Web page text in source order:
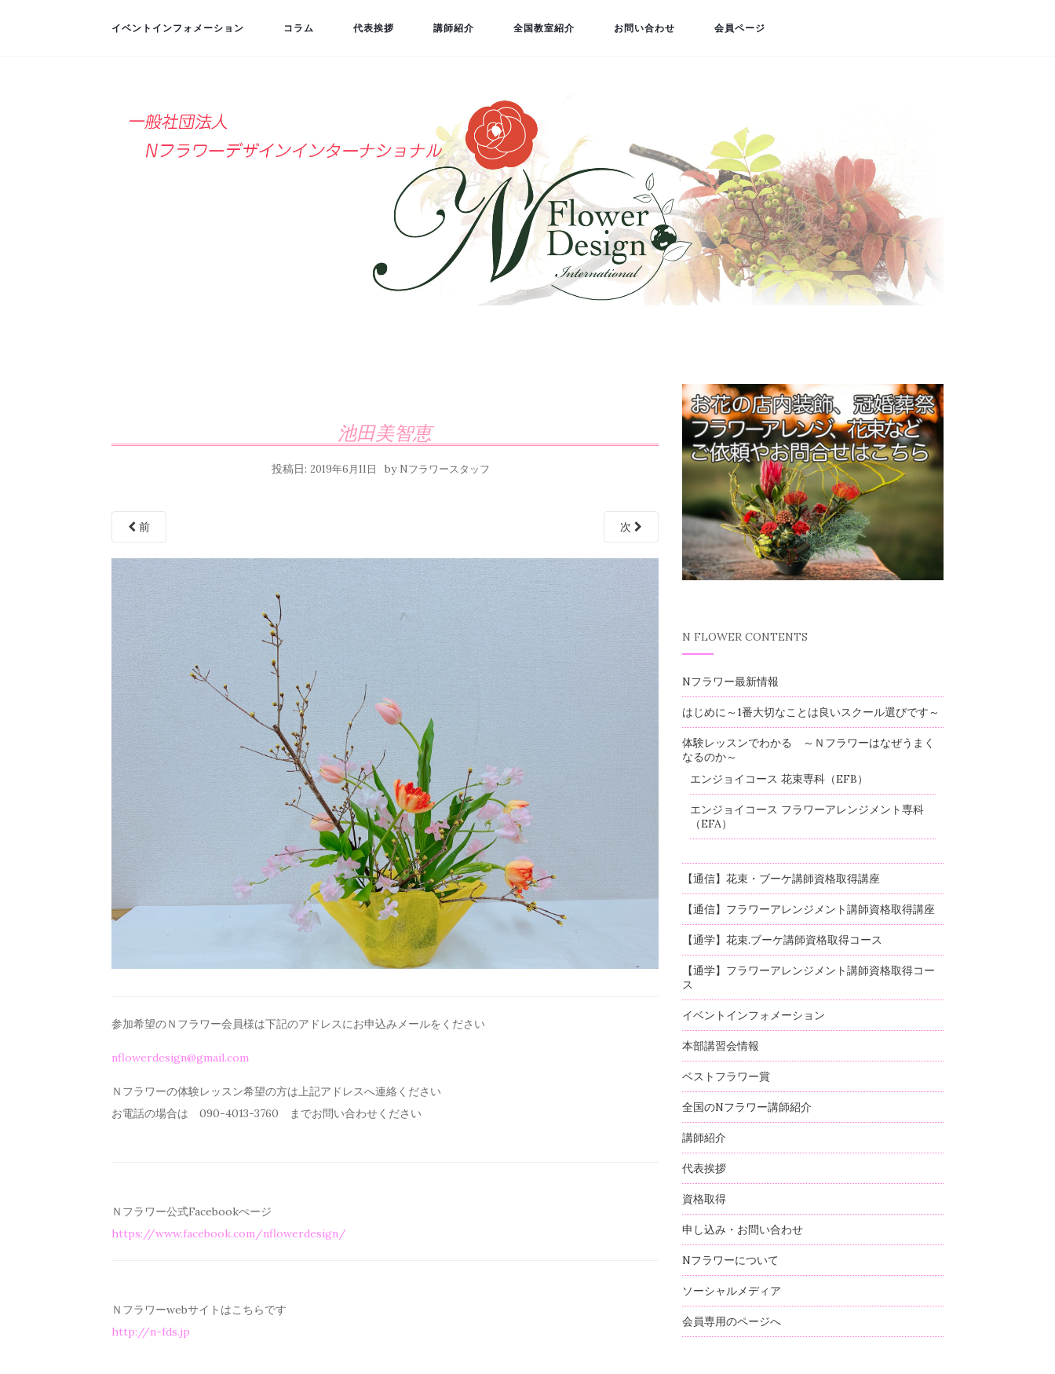
イベントインフォメーション コラム 代表挨拶 講師紹介 全国教室紹介 お問い合わせ 会員ページ
池田美智恵
投稿日:2019年6月11日 by Nフラワースタッフ
前 次
参加希望のＮフラワー会員様は下記のアドレスにお申込みメールを ください
nflowerdesign@gmail.com
Ｎフラワーの体験レッスン希望の方は上記アドレスへ連絡ください
お電話の場合は 090-4013-3760 までお問い合わせください
Ｎフラワー公式Facebookぺージ
https://www.facebook.com/nflowerdesign/
Ｎフラワーwebサイトはこちらです
http://n-fds.jp
N FLOWER CONTENTS
Nフラワー最新情報
はじめに～1番大切なことは良いスクール選びです～
体験レッスンでわかる ～Ｎフラワーはなぜうまく
なるのか～
エンジョイコース 花束専科（EFB）
エンジョイコース フラワーアレンジメント専科
（EFA）
【通信】花束・ブーケ講師資格取得講座
【通信】フラワーアレンジメント講師資格取得講座
【通学】花束.ブーケ講師資格取得コース
【通学】フラワーアレンジメント講師資格取得コー
ス
イベントインフォメーション
本部講習会情報
ベストフラワー賞
全国のNフラワー講師紹介
講師紹介
代表挨拶
資格取得
申し込み・お問い合わせ
Nフラワーについて
ソーシャルメディア
会員専用のページへ